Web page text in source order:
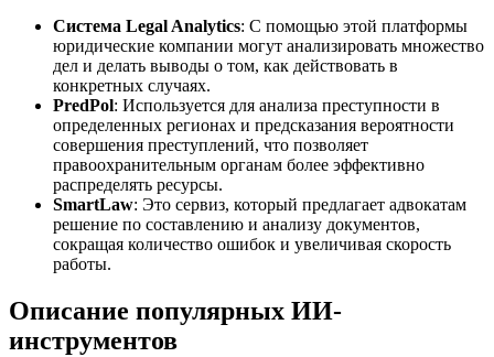
Система Legal Analytics: С помощью этой платформы
юридические компании могут анализировать множество
дел и делать выводы о том, как действовать в
конкретных случаях.
PredPol: Используется для анализа преступности в
определенных регионах и предсказания вероятности
совершения преступлений, что позволяет
правоохранительным органам более эффективно
распределять ресурсы.
SmartLaw: Это сервиз, который предлагает адвокатам
решение по составлению и анализу документов,
сокращая количество ошибок и увеличивая скорость
работы.
Описание популярных ИИ-
инструментов